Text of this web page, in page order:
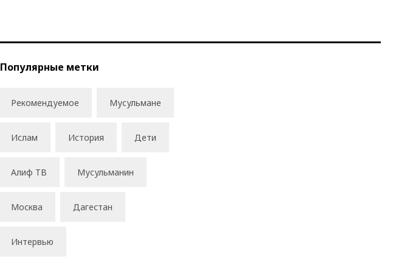
Популярные метки
Рекомендуемое Мусульмане
Ислам История Дети
Алиф ТВ Мусульманин
Москва Дагестан
Интервью